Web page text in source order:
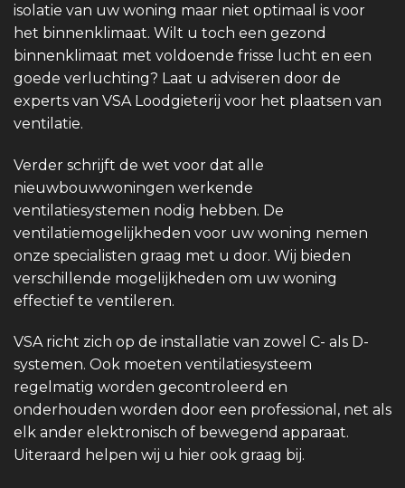
isolatie van uw woning maar niet optimaal is voor
het binnenklimaat. Wilt u toch een gezond
binnenklimaat met voldoende frisse lucht en een
goede verluchting? Laat u adviseren door de
experts van VSA Loodgieterij voor het plaatsen van
ventilatie.
Verder schrijft de wet voor dat alle
nieuwbouwwoningen werkende
ventilatiesystemen nodig hebben. De
ventilatiemogelijkheden voor uw woning nemen
onze specialisten graag met u door. Wij bieden
verschillende mogelijkheden om uw woning
effectief te ventileren.
VSA richt zich op de installatie van zowel C- als D-
systemen. Ook moeten ventilatiesysteem
regelmatig worden gecontroleerd en
onderhouden worden door een professional, net als
elk ander elektronisch of bewegend apparaat.
Uiteraard helpen wij u hier ook graag bij.